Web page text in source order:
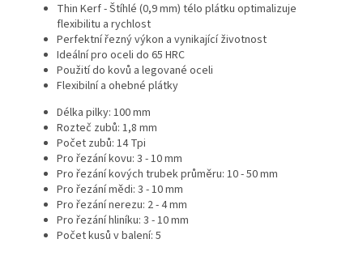
Thin Kerf - Štíhlé (0,9 mm) télo plátku optimalizuje
flexibilitu a rychlost
Perfektní řezný výkon a vynikající životnost
Ideální pro oceli do 65 HRC
Použití do kovů a legované oceli
Flexibilní a ohebné plátky
Délka pilky: 100 mm
Rozteč zubů: 1,8 mm
Počet zubů: 14 Tpi
Pro řezání kovu: 3 - 10 mm
Pro řezání kových trubek průměru: 10 - 50 mm
Pro řezání mědi: 3 - 10 mm
Pro řezání nerezu: 2 - 4 mm
Pro řezání hliníku: 3 - 10 mm
Počet kusů v balení: 5